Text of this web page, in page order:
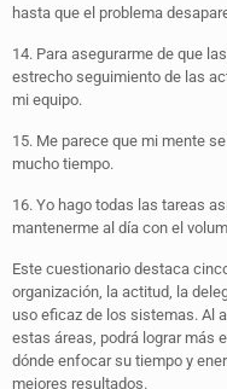
hasta que el problema
14. Para asegurarme de que
estrecho seguimiento de las
mi equipo.
15. Me parece que mi mente
mucho tiempo.
16. Yo hago todas las tareas
mantenerme al día con el
Este cuestionario destaca
organización, la actitud, la
uso eficaz de los sistemas. Al
estas áreas, podrá lograr más
dónde enfocar su tiempo y
mejores resultados.